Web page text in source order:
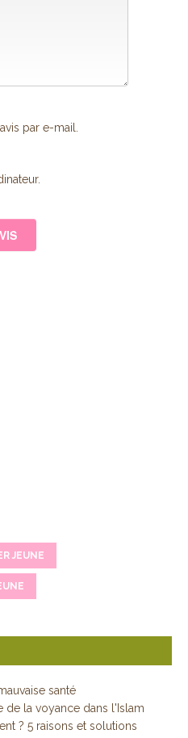
par e-mail.
JEUNE
santé
de la voyance dans l'Islam
? 5 raisons et solutions